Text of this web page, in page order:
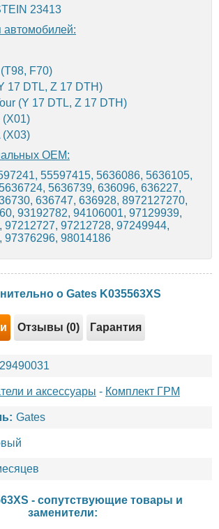
23413
F70)
17 DTL, Z 17 DTH)
(Y 17 DTL, Z 17 DTH)
(X01)
(X03)
OEM:
55597415, 5636086, 5636105,
5636739, 636096, 636227,
636747, 636928, 8972127270,
93192782, 94106001, 97129939,
97212727, 97212728, 97249944,
97376296, 98014186
о Gates K035563XS
Отзывы (0) Гарантия
и аксессуары - Комплект ГРМ
Gates
- сопутствующие товары и
заменители: